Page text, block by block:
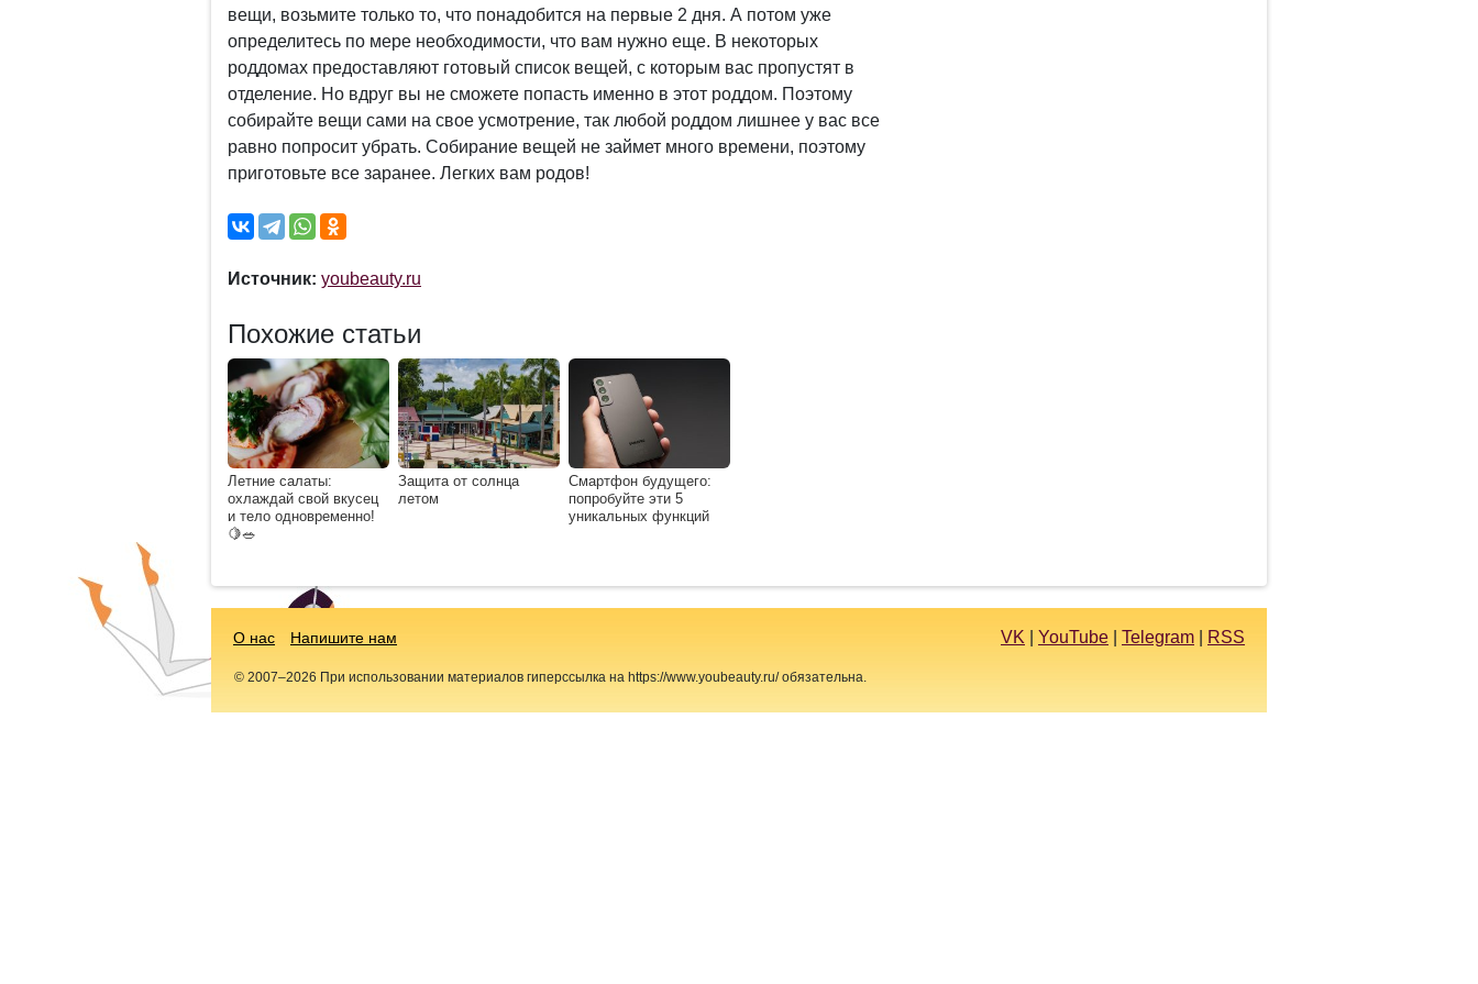
вещи, возьмите только то, что понадобится на первые 2 дня. А потом уже
определитесь по мере необходимости, что вам нужно еще. В некоторых
роддомах предоставляют готовый список вещей, с которым вас пропустят в
отделение. Но вдруг вы не сможете попасть именно в этот роддом. Поэтому
собирайте вещи сами на свое усмотрение, так любой роддом лишнее у вас все
равно попросит убрать. Собирание вещей не займет много времени, поэтому
приготовьте все заранее. Легких вам родов!
Источник: youbeauty.ru
Похожие статьи
Летние салаты:
охлаждай свой вкусец
и тело одновременно!
🍋🥗
Защита от солнца
летом
Смартфон будущего:
попробуйте эти 5
уникальных функций
О нас Напишите нам VK YouTube Telegram RSS
© 2007–2026 При использовании материалов гиперссылка на https://www.youbeauty.ru/ обязательна.